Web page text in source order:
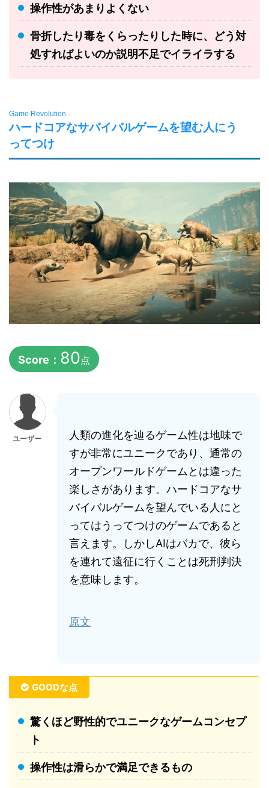
操作性があまりよくない
骨折したり毒をくらったりした時に、どう対
処すればよいのか説明不足でイライラする
Game Revolution -
ハードコアなサバイバルゲームを望む人にう
ってつけ
Score： 80点
ユーザー
人類の進化を辿るゲーム性は地味で
すが非常にユニークであり、通常の
オープンワールドゲームとは違った
楽しさがあります。ハードコアなサ
バイバルゲームを望んでいる人にと
ってはうってつけのゲームであると
言えます。しかしAIはバカで、彼ら
を連れて遠征に行くことは死刑判決
を意味します。
原文
GOODな点
驚くほど野性的でユニークなゲームコンセプ
ト
操作性は滑らかで満足できるもの